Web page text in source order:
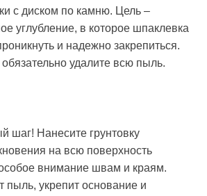
с диском по камню. Цель –
углубление, в которое шпаклевка
и надежно закрепиться.
удалите всю пыль.
шаг! Нанесите грунтовку
на всю поверхность
внимание швам и краям.
пыль, укрепит основание и